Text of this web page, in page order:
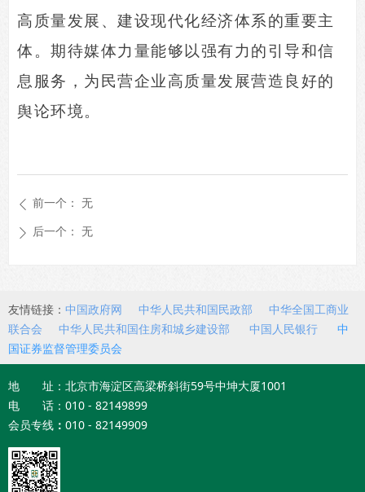
高质量发展、建设现代化经济体系的重要主
体。期待媒体力量能够以强有力的引导和信
息服务，为民营企业高质量发展营造良好的
舆论环境。
ꄴ 前一个： 无
ꄲ 后一个： 无
友情链接： 中国政府网 中华人民共和国民政部
中华全国工商业
联合会
中华人民共和国住房和城乡建设部 中国人民银行
中
国证券监督管理委员会
地 址：北京市海淀区高梁桥斜街59号中坤大厦1001
电 话：010 - 82149899
会员专线 ： 010 - 82149909